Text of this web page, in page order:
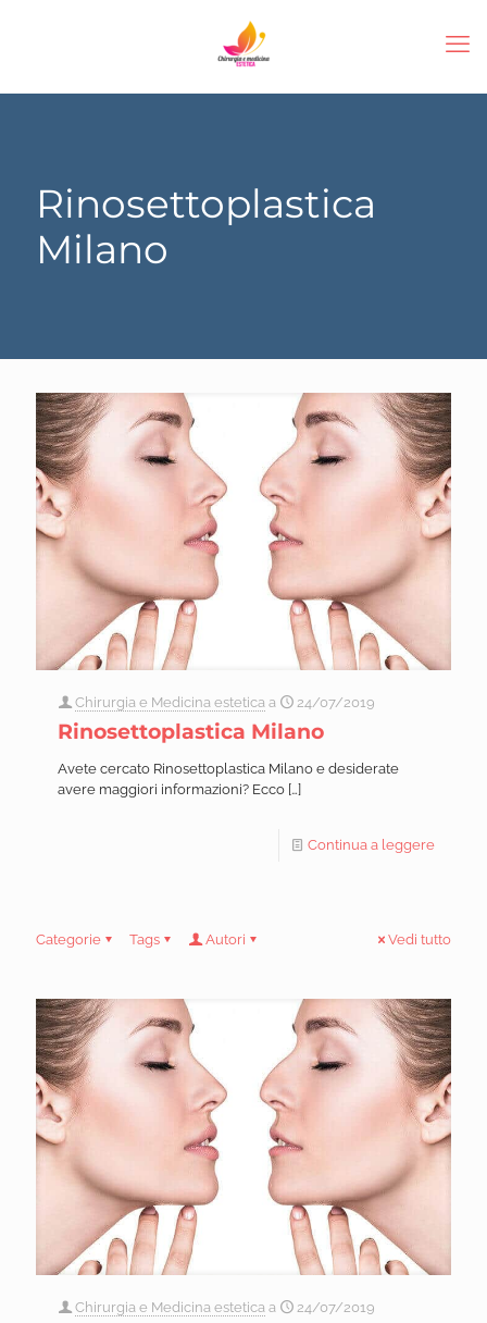
Rinosettoplastica
Milano
Chirurgia e Medicina estetica a 24/07/2019
Rinosettoplastica Milano
Avete cercato Rinosettoplastica Milano e desiderate
avere maggiori informazioni? Ecco […]
Continua a leggere
Categorie Tags Autori Vedi tutto
Chirurgia e Medicina estetica a 24/07/2019